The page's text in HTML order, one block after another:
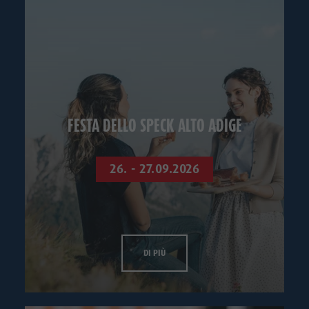
FESTA DELLO SPECK ALTO ADIGE
26. - 27.09.2026
DI PIÙ